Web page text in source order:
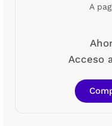
A
Acceso